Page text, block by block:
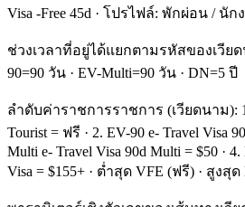
Visa -Free 45d · โปรไฟล์: พักผ่อน / นั
ช่วงเวลาที่อยู่ได้แยกตามรหัสของเวียด
90=90 วัน · EV-Multi=90 วัน · DN=5 ปี
ลำดับค่าราชการราชการ (เวียดนาม):
Tourist = ฟรี · 2. EV-90 e- Travel Visa
Multi e- Travel Visa 90d Multi = $50 ·
Visa = $155+ · ต่ำสุด VFE (ฟรี) · สูงสุด